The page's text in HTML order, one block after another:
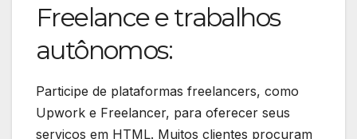
Freelance e trabalhos
autônomos:
Participe de plataformas freelancers, como
Upwork e Freelancer, para oferecer seus
serviços em HTML. Muitos clientes procuram